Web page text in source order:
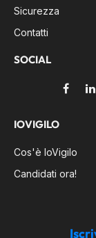
Sicurezza
Contatti
SOCIAL
IOVIGILO
Cos'è IoVigilo
Candidati ora!